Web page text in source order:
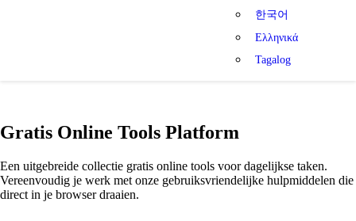
한국어
Ελληνικά
Tagalog
Gratis Online Tools Platform
Een uitgebreide collectie gratis online tools voor dagelijkse taken.
Vereenvoudig je werk met onze gebruiksvriendelijke hulpmiddelen die
direct in je browser draaien.